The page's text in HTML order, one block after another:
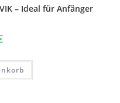
– Ideal für Anfänger